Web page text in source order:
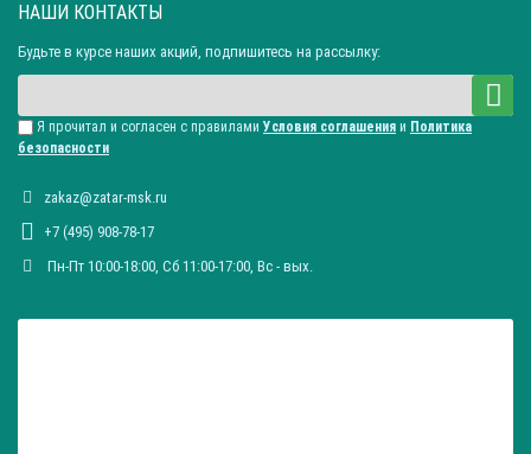
НАШИ КОНТАКТЫ
Будьте в курсе наших акций, подпишитесь на рассылку:
Я прочитал и согласен с правилами Условия соглашения и Политика
безопасности
zakaz@zatar-msk.ru
+7 (495) 908-78-17
Пн-Пт 10:00-18:00, Сб 11:00-17:00, Вc - вых.